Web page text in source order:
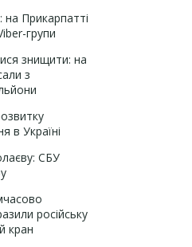
Прикарпатті
групи
знищити: на
з
в Україні
СБУ
російську
кран